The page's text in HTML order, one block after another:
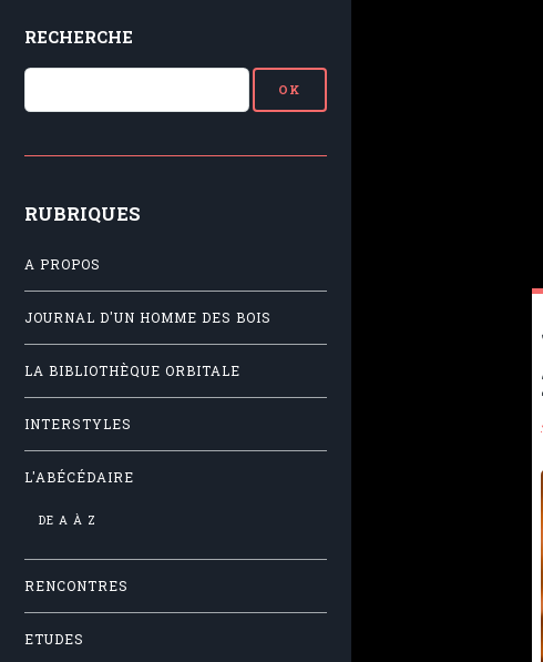
RECHERCHE
RUBRIQUES
A PROPOS
JOURNAL D'UN HOMME DES BOIS
LA BIBLIOTHÈQUE ORBITALE
INTERSTYLES
L'ABÉCÉDAIRE
DE A À Z
RENCONTRES
ETUDES